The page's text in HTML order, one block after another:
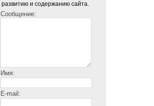
развитию и содержанию сайта.
Сообщение:
Имя:
E-mail: